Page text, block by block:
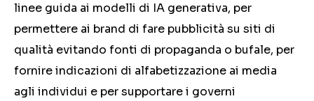
linee guida ai modelli di IA generativa, per
permettere ai brand di fare pubblicità su siti di
qualità evitando fonti di propaganda o bufale, per
fornire indicazioni di alfabetizzazione ai media
agli individui e per supportare i governi